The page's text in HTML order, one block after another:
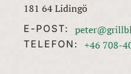
181 64 Lidingö
E-POST:
TELEFON: +46 708-